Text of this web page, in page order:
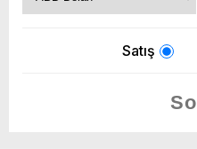
Satış